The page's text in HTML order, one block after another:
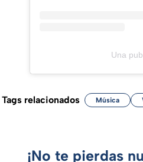
Una
Tags relacionados Música
¡No te pierdas